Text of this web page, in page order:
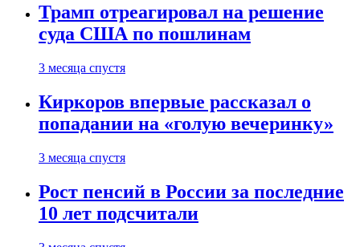
Трамп отреагировал на решение
суда США по пошлинам
3 месяца спустя
Киркоров впервые рассказал о
попадании на «голую вечеринку»
3 месяца спустя
Рост пенсий в России за последние
10 лет подсчитали